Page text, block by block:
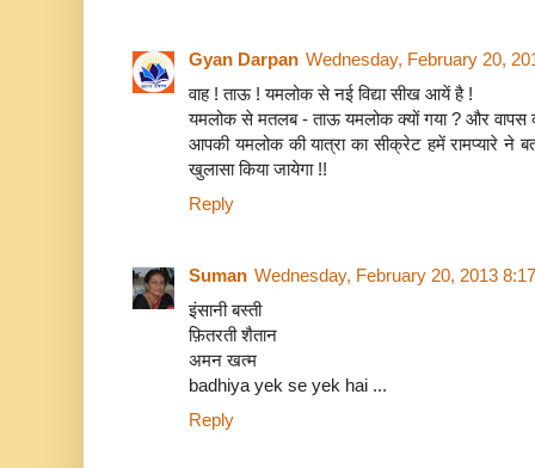
Gyan Darpan Wednesday, February 20,
वाह ! ताऊ ! यमलोक से नई विद्या सीख आयें है !
यमलोक से मतलब - ताऊ यमलोक क्यों गया ? और वापस
आपकी यमलोक की यात्रा का सीक्रेट हमें रामप्यारे ने
खुलासा किया जायेगा !!
Reply
Suman Wednesday, February 20, 2013
इंसानी बस्ती
फ़ितरती शैतान
अमन खत्म
badhiya yek se yek hai ...
Reply